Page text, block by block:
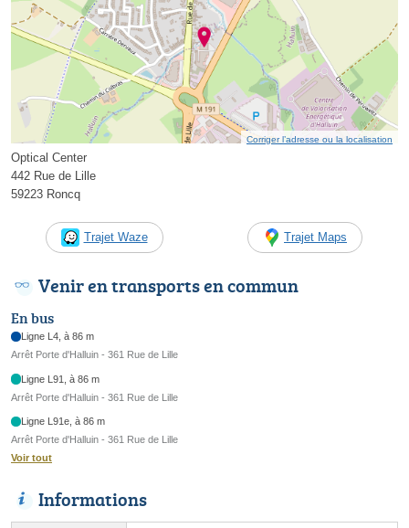
Corriger l’adresse ou la localisation
Optical Center
442 Rue de Lille
59223 Roncq
Trajet Waze Trajet Maps
Venir en transports en commun
En bus
Ligne L4, à 86 m
Arrêt Porte d'Halluin - 361 Rue de Lille
Ligne L91, à 86 m
Arrêt Porte d'Halluin - 361 Rue de Lille
Ligne L91e, à 86 m
Arrêt Porte d'Halluin - 361 Rue de Lille
Voir tout
Informations